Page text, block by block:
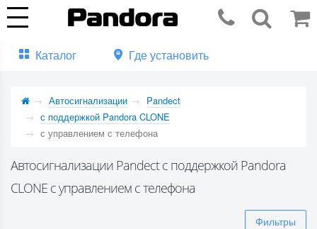
Каталог Где установить
Автосигнализации
Pandect
с поддержкой Pandora CLONE
с управлением с телефона
Автосигнализации Pandect с поддержкой Pandora
CLONE с управлением с телефона
Фильтры